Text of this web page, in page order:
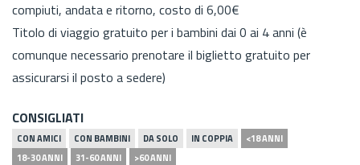
compiuti, andata e ritorno, costo di 6,00€
Titolo di viaggio gratuito per i bambini dai 0 ai 4 anni (è
comunque necessario prenotare il biglietto gratuito per
assicurarsi il posto a sedere)
CONSIGLIATI
CON AMICI CON BAMBINI DA SOLO IN COPPIA
<18 ANNI
18-30 ANNI
31-60 ANNI >60 ANNI